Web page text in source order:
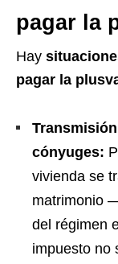
pagar la
Hay
pagar la
cónyuges:
vivienda se
matrimonio
del régimen
impuesto no